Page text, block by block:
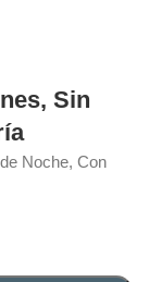
Sin
Noche, Con